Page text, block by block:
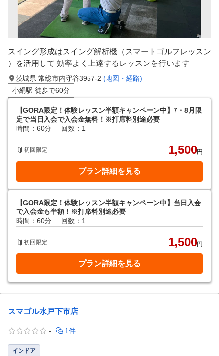
スイング形成はスイング解析機（スマートゴルフレッスン
）を活用して 効率よく上達するレッスンを行います
茨城県 常総市内守谷3957-2 (地図・経路)
小絹駅 徒歩で60分
【GORA限定！体験レッスン半額キャンペーン中】7・8月限
定で当日入会で入会金無料！※打席料別途必要
時間：60分
回数：1
初回限定 1,500円
プラン詳細を見る
【GORA限定！体験レッスン半額キャンペーン中】当日入会
で入会金も半額！※打席料別途必要
時間：60分
回数：1
初回限定 1,500円
プラン詳細を見る
スマゴル水戸下市店
- 1件
インドア